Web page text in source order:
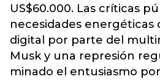
US$60.000. Las críticas
necesidades energéticas
digital por parte del
Musk y una represión
minado el entusiasmo